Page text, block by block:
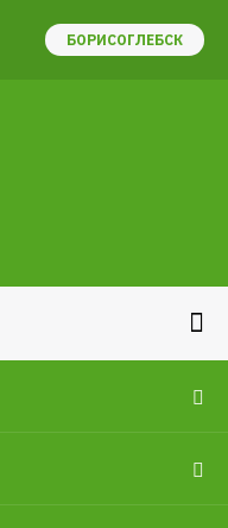
БОРИСОГЛЕБСК